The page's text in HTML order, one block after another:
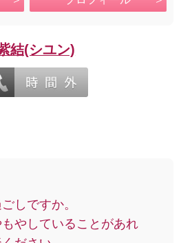
結(シユン)
しですか。
やしていることがあれ